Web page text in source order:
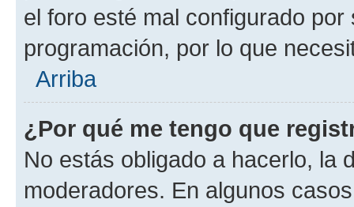
el foro esté mal configurado
programación, por lo que
Arriba
¿Por qué me tengo que
No estás obligado a hacerlo, la
moderadores. En algunos